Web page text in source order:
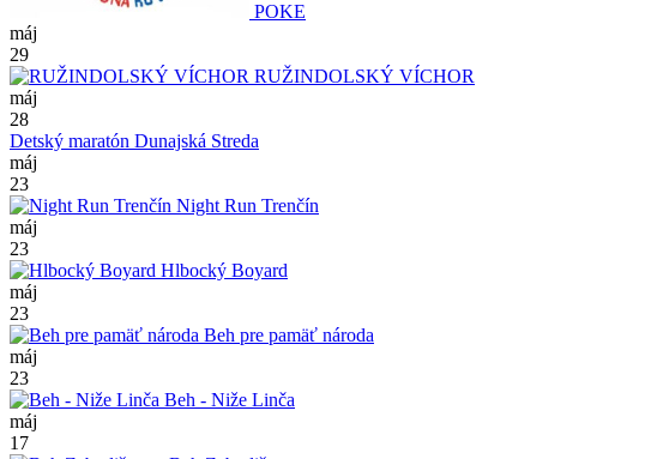
POKE
máj
29
RUŽINDOLSKÝ VÍCHOR
máj
28
Detský maratón Dunajská Streda
máj
23
Night Run Trenčín
máj
23
Hlbocký Boyard
máj
23
Beh pre pamäť národa
máj
23
Beh - Niže Linča
máj
17